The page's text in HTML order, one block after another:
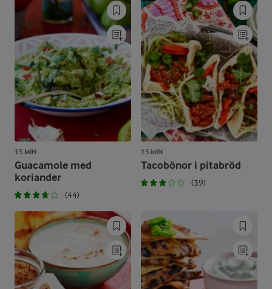
15 MIN
Guacamole med
koriander
(44)
15 MIN
Tacobönor i pitabröd
(39)